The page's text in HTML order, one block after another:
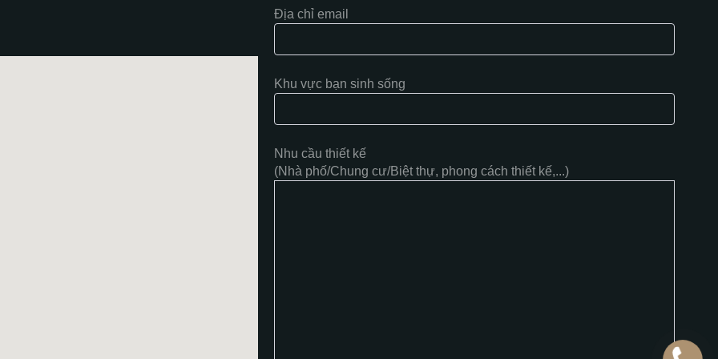
Địa chỉ email
Khu vực bạn sinh sống
Nhu cầu thiết kế
(Nhà phố/Chung cư/Biệt thự, phong cách thiết kế,...)